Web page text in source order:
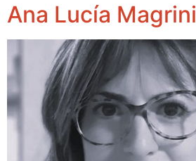
Ana Lucía Magrini